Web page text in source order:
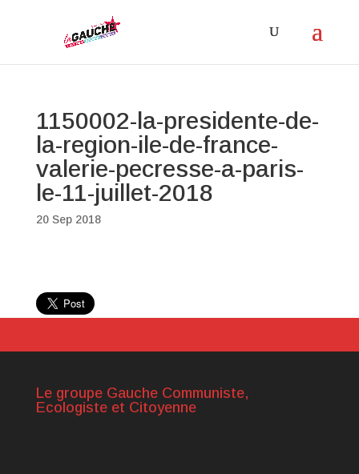
1150002-la-presidente-de-
la-region-ile-de-france-
valerie-pecresse-a-paris-
le-11-juillet-2018
20 Sep 2018
Le groupe Gauche Communiste,
Ecologiste et Citoyenne